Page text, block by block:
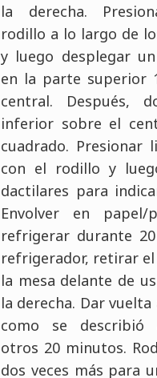
la derecha.
rodillo a lo largo de
y luego desplegar
en la parte superior
central. Después,
inferior sobre el
cuadrado. Presionar
con el rodillo y
dactilares para
Envolver en papel/
refrigerar durante
refrigerador, retirar
la mesa delante de
la derecha. Dar vuelta
como se describió
otros 20 minutos.
dos veces más para